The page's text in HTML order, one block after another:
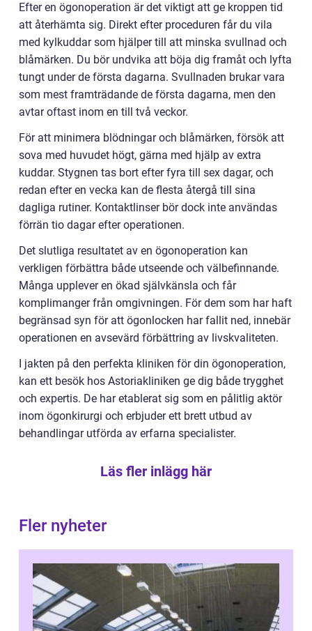
Efter en ögonoperation är det viktigt att ge kroppen tid
att återhämta sig. Direkt efter proceduren får du vila
med kylkuddar som hjälper till att minska svullnad och
blåmärken. Du bör undvika att böja dig framåt och lyfta
tungt under de första dagarna. Svullnaden brukar vara
som mest framträdande de första dagarna, men den
avtar oftast inom en till två veckor.
För att minimera blödningar och blåmärken, försök att
sova med huvudet högt, gärna med hjälp av extra
kuddar. Stygnen tas bort efter fyra till sex dagar, och
redan efter en vecka kan de flesta återgå till sina
dagliga rutiner. Kontaktlinser bör dock inte användas
förrän tio dagar efter operationen.
Det slutliga resultatet av en ögonoperation kan
verkligen förbättra både utseende och välbefinnande.
Många upplever en ökad självkänsla och får
komplimanger från omgivningen. För dem som har haft
begränsad syn för att ögonlocken har fallit ned, innebär
operationen en avsevärd förbättring av livskvaliteten.
I jakten på den perfekta kliniken för din ögonoperation,
kan ett besök hos Astoriakliniken ge dig både trygghet
och expertis. De har etablerat sig som en pålitlig aktör
inom ögonkirurgi och erbjuder ett brett utbud av
behandlingar utförda av erfarna specialister.
Läs fler inlägg här
Fler nyheter